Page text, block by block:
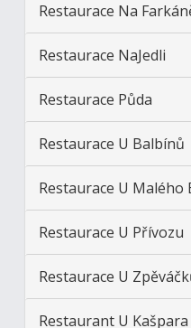
Restaurace Na
Restaurace NaJedli
Restaurace Půda
Restaurace U Balbínů
Restaurace U Malého
Restaurace U Přívozu
Restaurace U
Restaurant U Kašpara